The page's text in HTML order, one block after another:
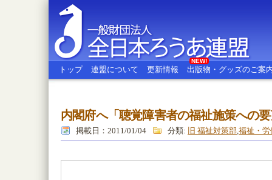
全日本ろうあ連盟
トップ 連盟について 更新情報 出版物・グッズのご案
NEW!
内閣府へ「聴覚障害者の福祉施策への
掲載日：2011/01/04 分類: 旧 福祉対策部,福祉・